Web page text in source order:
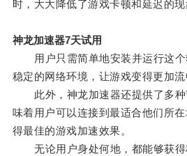
时，大大降低了游戏卡顿和延迟的现
神龙加速器7天试用
用户只需简单地安装并运行这个
稳定的网络环境，让游戏变得更加流
此外，神龙加速器还提供了多种
味着用户可以连接到最适合他们所
得最佳的游戏加速效果。
无论用户身处何地，都能够获得